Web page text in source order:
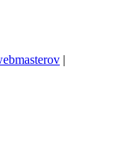
|